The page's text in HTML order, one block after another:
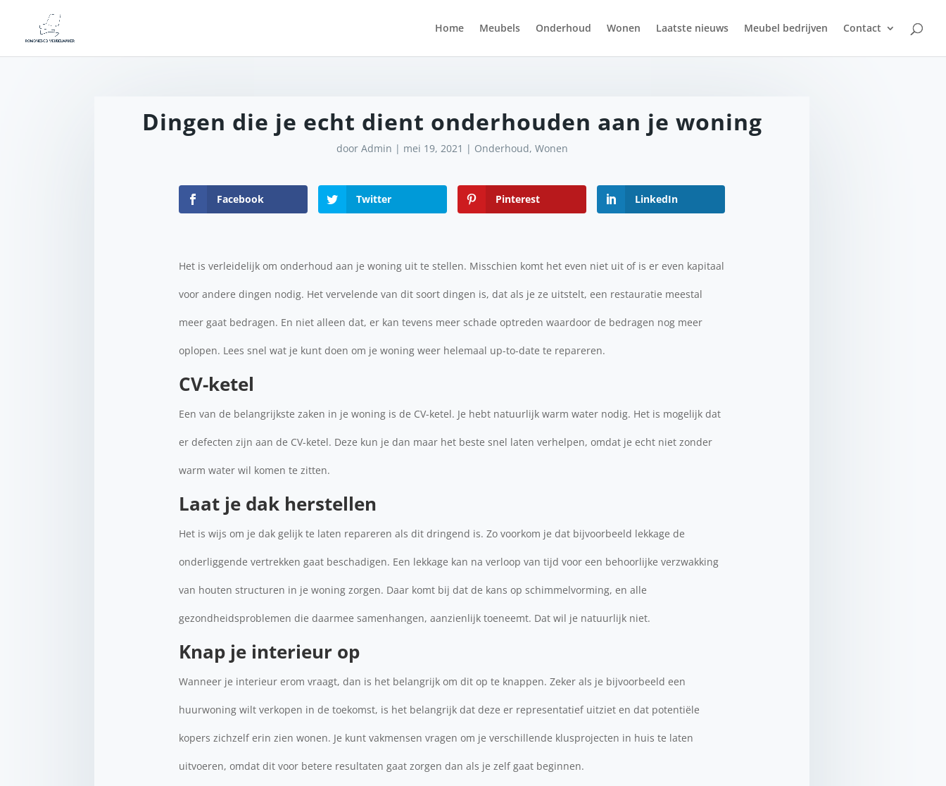
Home Meubels Onderhoud Wonen Laatste nieuws Meubel bedrijven Contact
Dingen die je echt dient onderhouden aan je woning
door Admin | mei 19, 2021 | Onderhoud, Wonen
Facebook Twitter Pinterest LinkedIn
Het is verleidelijk om onderhoud aan je woning uit te stellen. Misschien komt het even niet uit of is er even kapitaal
voor andere dingen nodig. Het vervelende van dit soort dingen is, dat als je ze uitstelt, een restauratie meestal
meer gaat bedragen. En niet alleen dat, er kan tevens meer schade optreden waardoor de bedragen nog meer
oplopen. Lees snel wat je kunt doen om je woning weer helemaal up-to-date te repareren.
CV-ketel
Een van de belangrijkste zaken in je woning is de CV-ketel. Je hebt natuurlijk warm water nodig. Het is mogelijk dat
er defecten zijn aan de CV-ketel. Deze kun je dan maar het beste snel laten verhelpen, omdat je echt niet zonder
warm water wil komen te zitten.
Laat je dak herstellen
Het is wijs om je dak gelijk te laten repareren als dit dringend is. Zo voorkom je dat bijvoorbeeld lekkage de
onderliggende vertrekken gaat beschadigen. Een lekkage kan na verloop van tijd voor een behoorlijke verzwakking
van houten structuren in je woning zorgen. Daar komt bij dat de kans op schimmelvorming, en alle
gezondheidsproblemen die daarmee samenhangen, aanzienlijk toeneemt. Dat wil je natuurlijk niet.
Knap je interieur op
Wanneer je interieur erom vraagt, dan is het belangrijk om dit op te knappen. Zeker als je bijvoorbeeld een
huurwoning wilt verkopen in de toekomst, is het belangrijk dat deze er representatief uitziet en dat potentiële
kopers zichzelf erin zien wonen. Je kunt vakmensen vragen om je verschillende klusprojecten in huis te laten
uitvoeren, omdat dit voor betere resultaten gaat zorgen dan als je zelf gaat beginnen.